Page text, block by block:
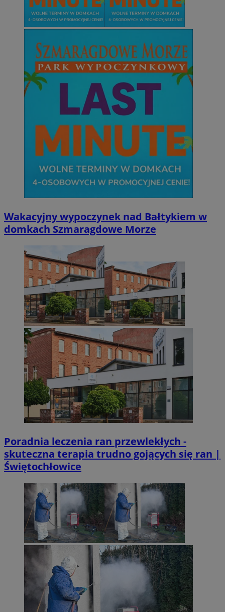
Wakacyjny wypoczynek nad Bałtykiem w
domkach Szmaragdowe Morze
Poradnia leczenia ran przewlekłych -
skuteczna terapia trudno gojących się ran |
Świętochłowice